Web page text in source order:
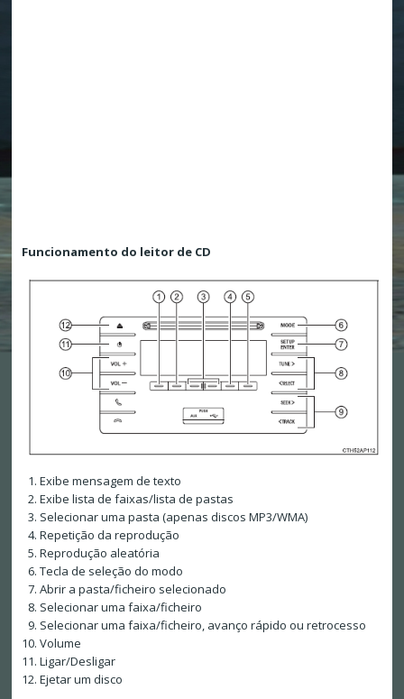
Funcionamento do leitor de CD
Exibe mensagem de texto
Exibe lista de faixas/lista de pastas
Selecionar uma pasta (apenas discos MP3/WMA)
Repetição da reprodução
Reprodução aleatória
Tecla de seleção do modo
Abrir a pasta/ficheiro selecionado
Selecionar uma faixa/ficheiro
Selecionar uma faixa/ficheiro, avanço rápido ou retrocesso
Volume
Ligar/Desligar
Ejetar um disco